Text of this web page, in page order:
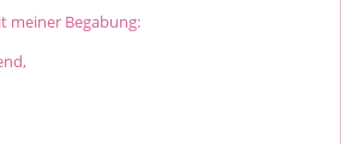
meiner Begabung: